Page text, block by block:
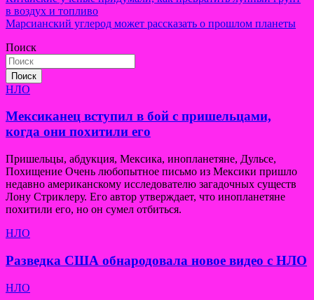
по
в воздух и топливо
Марсианский углерод может рассказать о прошлом планеты
Поиск
Поиск
НЛО
Мексиканец вступил в бой с пришельцами,
когда они похитили его
Пришельцы, абдукция, Мексика, инопланетяне, Дульсе,
Похищение Очень любопытное письмо из Мексики пришло
недавно американскому исследователю загадочных существ
Лону Стриклеру. Его автор утверждает, что инопланетяне
похитили его, но он сумел отбиться.
НЛО
Разведка США обнародовала новое видео с НЛО
НЛО